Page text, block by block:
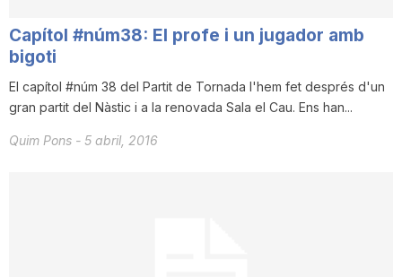
a
Capítol #núm38: El profe i un jugador amb
bigoti
El capítol #núm 38 del Partit de Tornada l'hem fet després d'un
gran partit del Nàstic i a la renovada Sala el Cau. Ens han...
Quim Pons - 5 abril, 2016